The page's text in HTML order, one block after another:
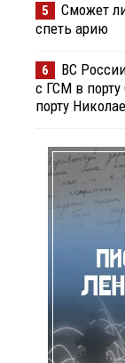
5
Сможет
спеть арию
6
ВС
с ГСМ в
порту